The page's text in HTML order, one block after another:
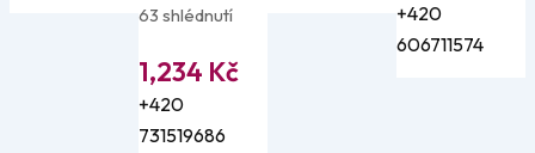
63 shlédnutí
1,234 Kč
+420
731519686
+420
606711574